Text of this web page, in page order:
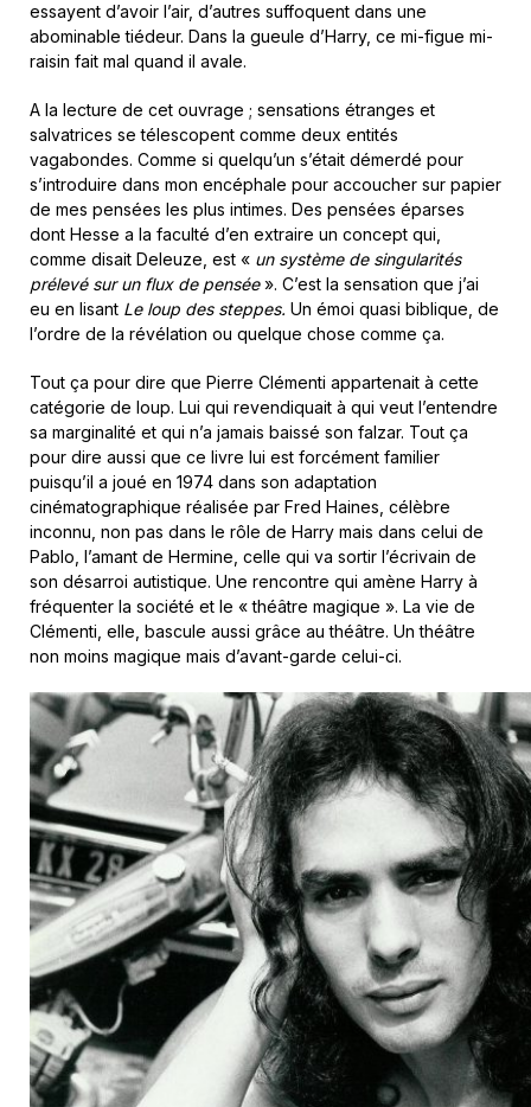
essayent d’avoir l’air, d’autres suffoquent dans une
abominable tiédeur. Dans la gueule d’Harry, ce mi-figue mi-
raisin fait mal quand il avale.
A la lecture de cet ouvrage ; sensations étranges et
salvatrices se télescopent comme deux entités
vagabondes. Comme si quelqu’un s’était démerdé pour
s’introduire dans mon encéphale pour accoucher sur papier
de mes pensées les plus intimes. Des pensées éparses
dont Hesse a la faculté d’en extraire un concept qui,
comme disait Deleuze, est « un système de singularités
prélevé sur un flux de pensée». C’est la sensation que j’ai
eu en lisant Le loup des steppes. Un émoi quasi biblique, de
l’ordre de la révélation ou quelque chose comme ça.
Tout ça pour dire que Pierre Clémenti appartenait à cette
catégorie de loup. Lui qui revendiquait à qui veut l’entendre
sa marginalité et qui n’a jamais baissé son falzar. Tout ça
pour dire aussi que ce livre lui est forcément familier
puisqu’il a joué en 1974 dans son adaptation
cinématographique réalisée par Fred Haines, célèbre
inconnu, non pas dans le rôle de Harry mais dans celui de
Pablo, l’amant de Hermine, celle qui va sortir l’écrivain de
son désarroi autistique. Une rencontre qui amène Harry à
fréquenter la société et le « théâtre magique ». La vie de
Clémenti, elle, bascule aussi grâce au théâtre. Un théâtre
non moins magique mais d’avant-garde celui-ci.